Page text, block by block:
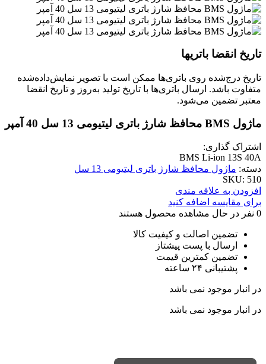
تاریخ انقضا باتریها
تاریخ درج‌شده روی باتری‌ها ممکن است با تصویر نمایش‌داده‌شده
متفاوت باشد. ارسال باتری‌ها با تاریخ تولید به‌روز و تاریخ انقضا
معتبر تضمین می‌شود.
ماژول BMS محافظ شارژ باتری لیتیومی 13 سل 40 آمپر
اشتراک گذاری:
BMS Li-ion 13S 40A
دسته: ماژول محافظ شارژ باتری لیتیومی 13 سل
SKU: 510
افزودن به علاقه مندی
برای مقایسه اضافه کنید
0 نفر در حال مشاهده محصول هستند
تضمین اصالت و کیفیت کالا
ارسال با پست پیشتاز
تضمین کمترین قیمت
پشتیبانی ۲۴ ساعته
در انبار موجود نمی باشد
در انبار موجود نمی باشد